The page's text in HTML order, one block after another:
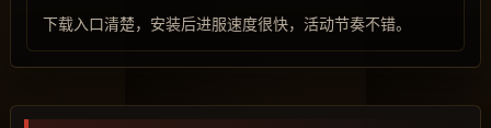
下载入口清楚，安装后进服速度很快，活动节奏不错。